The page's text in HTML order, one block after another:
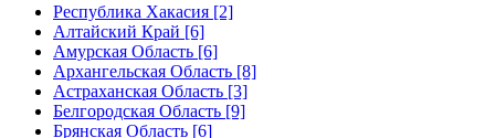
Республика Хакасия [2]
Алтайский Край [6]
Амурская Область [6]
Архангельская Область [8]
Астраханская Область [3]
Белгородская Область [9]
Брянская Область [6]